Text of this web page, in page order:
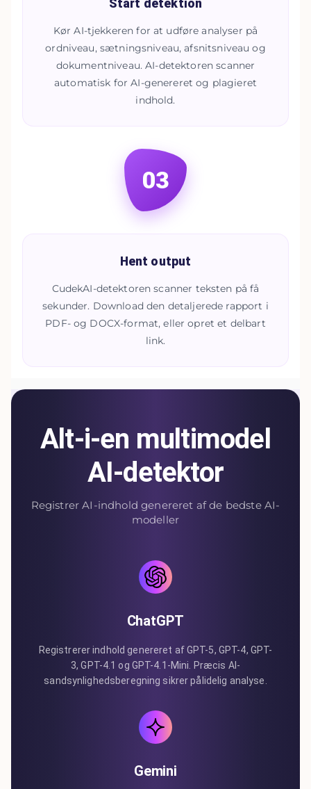
Start detektion
Kør AI-tjekkeren for at udføre analyser på
ordniveau, sætningsniveau, afsnitsniveau og
dokumentniveau. AI-detektoren scanner
automatisk for AI-genereret og plagieret
indhold.
03
Hent output
CudekAI-detektoren scanner teksten på få
sekunder. Download den detaljerede rapport i
PDF- og DOCX-format, eller opret et delbart
link.
Alt-i-en multimodel
AI-detektor
Registrer AI-indhold genereret af de bedste AI-
modeller
ChatGPT
Registrerer indhold genereret af GPT-5, GPT-4, GPT-
3, GPT-4.1 og GPT-4.1-Mini. Præcis AI-
sandsynlighedsberegning sikrer pålidelig analyse.
Gemini